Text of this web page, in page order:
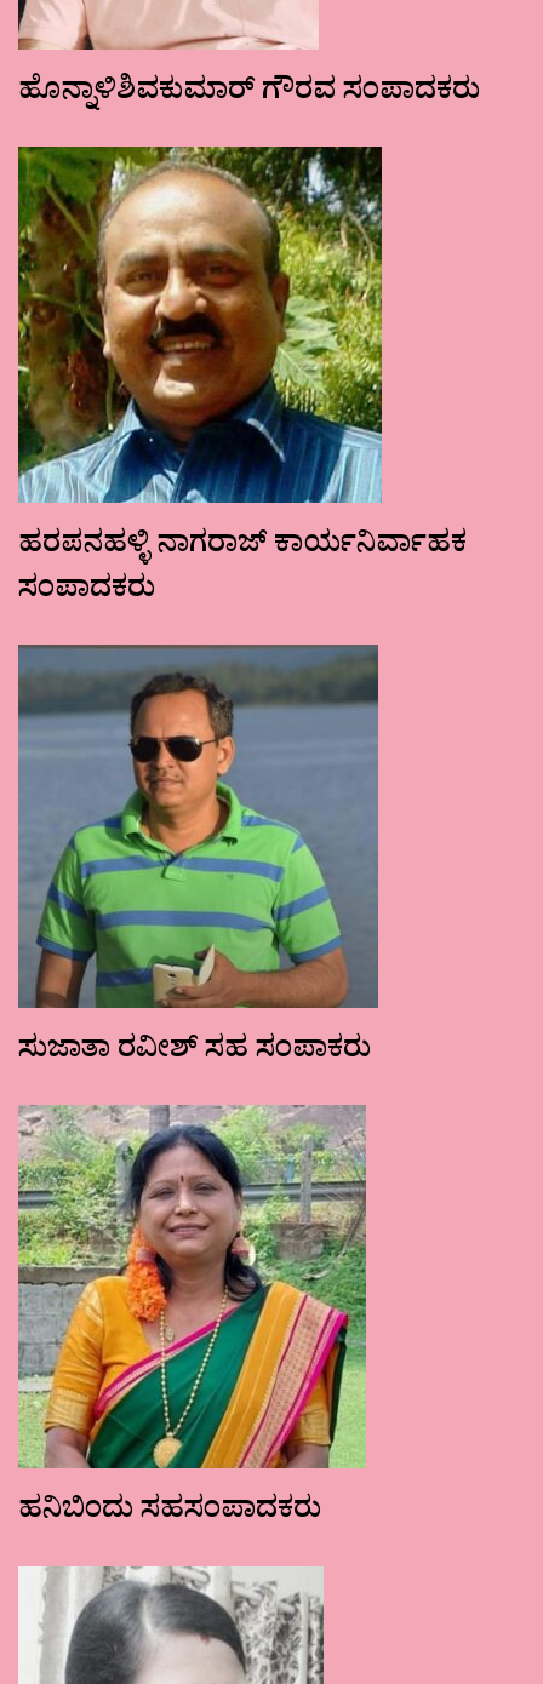
ಹೊನ್ನಾಳಿಶಿವಕುಮಾರ್ ಗೌರವ ಸಂಪಾದಕರು
ಹರಪನಹಳ್ಳಿ ನಾಗರಾಜ್ ಕಾರ್ಯನಿರ್ವಾಹಕ
ಸಂಪಾದಕರು
ಸುಜಾತಾ ರವೀಶ್ ಸಹ ಸಂಪಾಕರು
ಹನಿಬಿಂದು ಸಹಸಂಪಾದಕರು